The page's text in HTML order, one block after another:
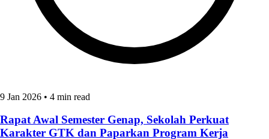
9 Jan 2026 • 4 min read
Rapat Awal Semester Genap, Sekolah Perkuat
Karakter GTK dan Paparkan Program Kerja